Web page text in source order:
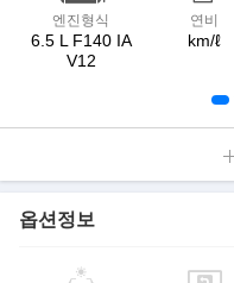
엔진형식
6.5 L F140 IA
V12
연비
km/ℓ
옵션정보